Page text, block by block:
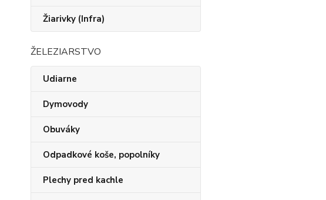
Žiarivky (Infra)
ŽELEZIARSTVO
Udiarne
Dymovody
Obuváky
Odpadkové koše, popolníky
Plechy pred kachle